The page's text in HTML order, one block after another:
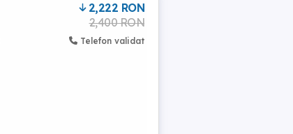
2,222 RON
2,400 RON
Telefon validat